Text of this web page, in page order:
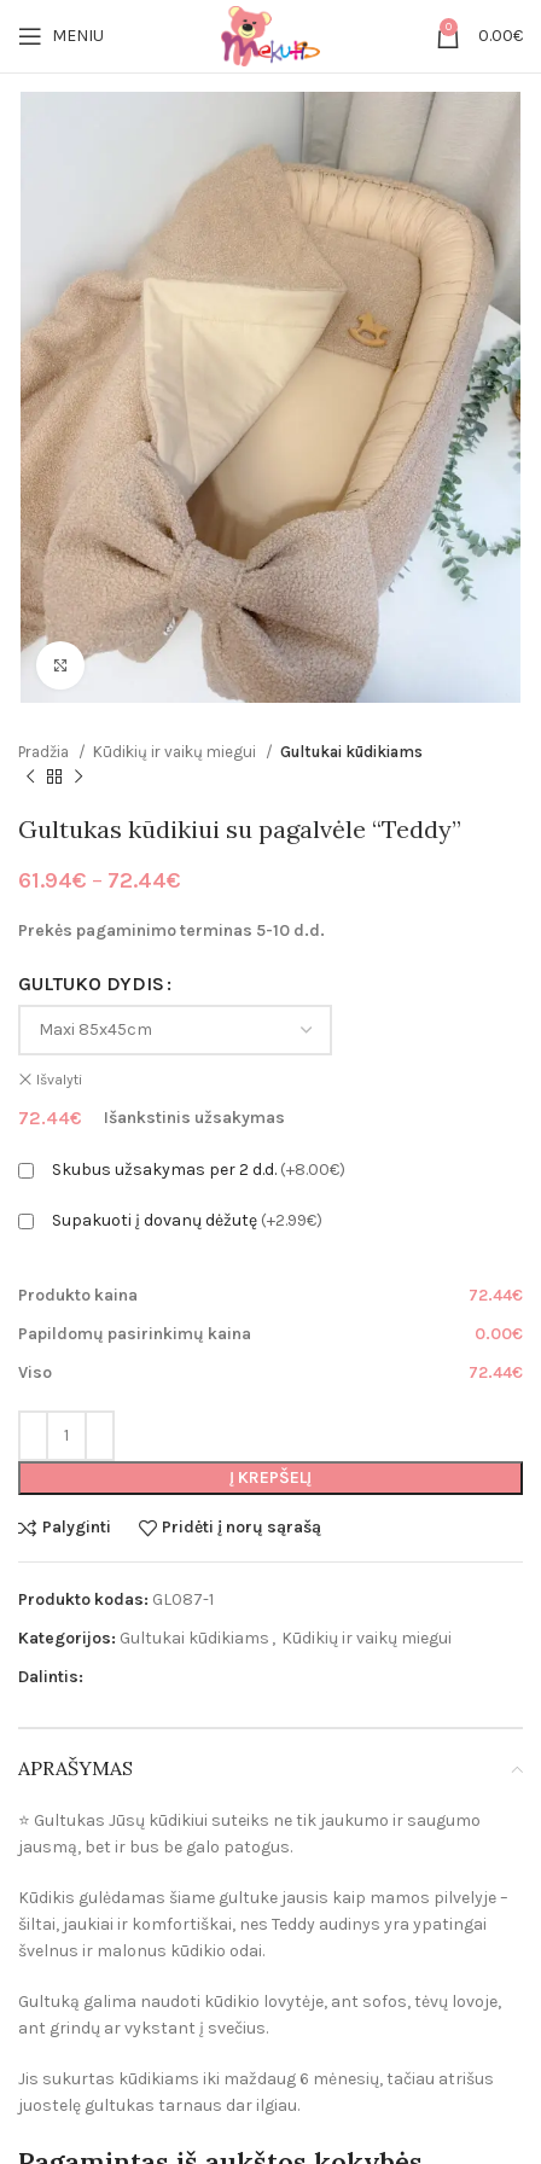
MENIU 0 0.00€
Click to enlarge
Pradžia Kūdikių ir vaikų miegui Gultukai kūdikiams
Gultukas kūdikiui su pagalvėle “Teddy”
61.94€ – 72.44€
61.94€
Prekės pagaminimo terminas 5-10 d.d.
GULTUKO DYDIS
Išvalyti
72.44€ Išankstinis užsakymas
Skubus užsakymas per 2 d.d. (+8.00€)
Supakuoti į dovanų dėžutę (+2.99€)
Produkto kaina
72.44€
Papildomų pasirinkimų kaina
0.00€
Viso
72.44€
Į KREPŠELĮ
Palyginti Pridėti į norų sąrašą
Produkto kodas: GL087-1
Kategorijos: Gultukai kūdikiams , Kūdikių ir vaikų miegui
Dalintis:
APRAŠYMAS
⭐️ Gultukas Jūsų kūdikiui suteiks ne tik jaukumo ir saugumo
jausmą, bet ir bus be galo patogus.
Kūdikis gulėdamas šiame gultuke jausis kaip mamos pilvelyje –
šiltai, jaukiai ir komfortiškai, nes Teddy audinys yra ypatingai
švelnus ir malonus kūdikio odai.
Gultuką galima naudoti kūdikio lovytėje, ant sofos, tėvų lovoje,
ant grindų ar vykstant į svečius.
Jis sukurtas kūdikiams iki maždaug 6 mėnesių, tačiau atrišus
juostelę gultukas tarnaus dar ilgiau.